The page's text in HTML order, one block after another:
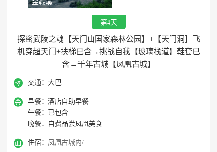
金鞭溪
第4天
探密武陵之魂【天门山国家森林公园】+【天门洞】飞
机穿超天门+扶梯已含→挑战自我【玻璃栈道】鞋套已
含→千年古城【凤凰古城】
 交通： 大巴
 早餐： 酒店自助早餐
午餐：
已包含
晚餐：
自费品尝凤凰美食
 住宿： 凤凰古城内/